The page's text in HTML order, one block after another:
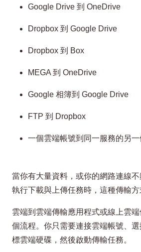
Google Drive 到 OneDrive
Dropbox 到 Google Drive
Dropbox 到 Box
MEGA 到 OneDrive
Google 相簿到 Google Drive
FTP 到 Dropbox
一個雲端帳號到同一服務的另一
當你有大量資料，或你的網路連線
執行下載與上傳任務時，這種傳輸方
雲端到雲端傳輸應用程式或線上雲
個流程。你只需要連接雲端帳號、
標雲端硬碟，然後啟動傳輸任務。